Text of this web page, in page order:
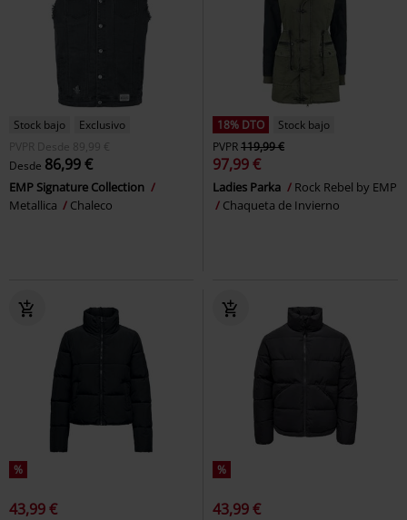
Stock bajo
Exclusivo
PVPR
Desde 89,99 €
Desde 86,99 €
EMP Signature Collection
Metallica
Chaleco
18% DTO
Stock bajo
PVPR119,99 €
97,99 €
Ladies Parka
Rock Rebel by EMP
Chaqueta de Invierno
%
43,99 €
%
43,99 €